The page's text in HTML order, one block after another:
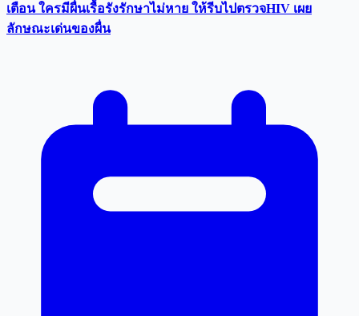
เตือน ใครมีผื่นเรื้อรังรักษาไม่หาย ให้รีบไปตรวจHIV เผย
ลักษณะเด่นของผื่น